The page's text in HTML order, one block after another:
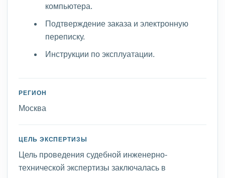
компьютера.
Подтверждение заказа и электронную
переписку.
Инструкции по эксплуатации.
РЕГИОН
Москва
ЦЕЛЬ ЭКСПЕРТИЗЫ
Цель проведения судебной инженерно-
технической экспертизы заключалась в